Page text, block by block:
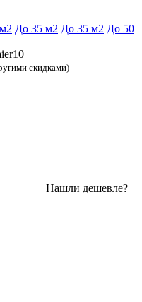
До 35 м2 До 35 м2 До 50
скидками)
Нашли дешевле?